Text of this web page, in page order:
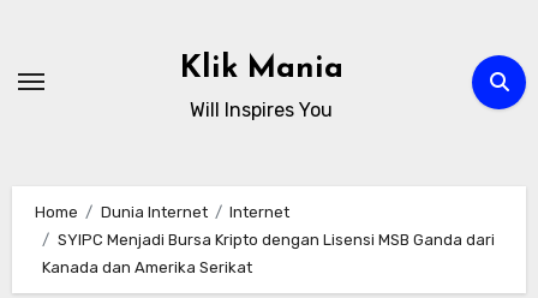
content
Klik Mania
Will Inspires You
Home Dunia Internet
Internet
SYIPC Menjadi Bursa Kripto dengan Lisensi MSB Ganda dari
Kanada dan Amerika Serikat